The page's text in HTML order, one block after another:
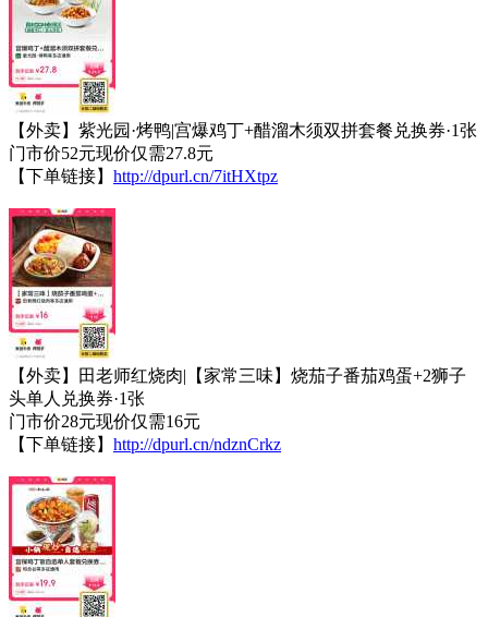
【外卖】紫光园·烤鸭|宫爆鸡丁+醋溜木须双拼套餐兑换券·1张
门市价52元现价仅需27.8元
【下单链接】 http://dpurl.cn/7itHXtpz
【外卖】田老师红烧肉|【家常三味】烧茄子番茄鸡蛋+2狮子
头单人兑换券·1张
门市价28元现价仅需16元
【下单链接】 http://dpurl.cn/ndznCrkz